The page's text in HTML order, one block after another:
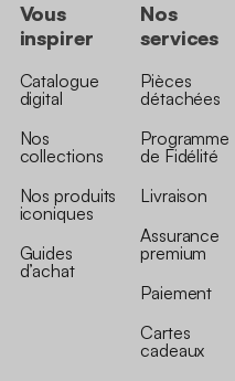
Vous
inspirer
Catalogue
digital
Nos
collections
Nos produits
iconiques
Guides
d’achat
Nos
services
Pièces
détachées
Programme
de Fidélité
Livraison
Assurance
premium
Paiement
Cartes
cadeaux